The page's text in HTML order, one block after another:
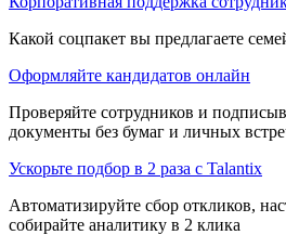
Какой соцпакет вы предлагаете
Оформляйте кандидатов онлайн
Проверяйте сотрудников и
документы без бумаг и личных
Ускорьте подбор в 2 раза с Talantix
Автоматизируйте сбор откликов,
собирайте аналитику в 2 клика